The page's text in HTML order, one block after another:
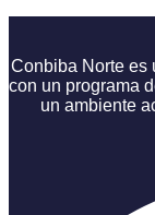
Conbiba Norte es
con un programa
un ambiente